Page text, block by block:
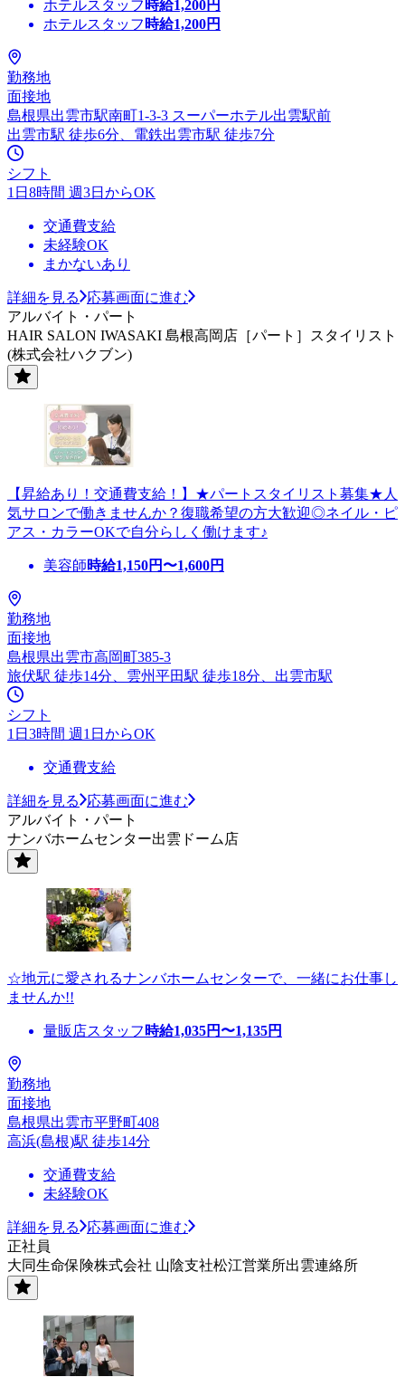
ホテルスタッフ 時給1,200円
ホテルスタッフ 時給1,200円
勤務地
面接地
島根県出雲市駅南町1-3-3 スーパーホテル出雲駅前
出雲市駅 徒歩6分、電鉄出雲市駅 徒歩7分
シフト
1日8時間 週3日からOK
交通費支給
未経験OK
まかないあり
詳細を見る
応募画面に進む
アルバイト・パート
HAIR SALON IWASAKI 島根高岡店［パート］スタイリスト
(株式会社ハクブン)
【昇給あり！交通費支給！】★パートスタイリスト募集★人
気サロンで働きませんか？復職希望の方大歓迎◎ネイル・ピ
アス・カラーOKで自分らしく働けます♪
美容師時給1,150円〜1,600円
勤務地
面接地
島根県出雲市高岡町385-3
旅伏駅 徒歩14分、雲州平田駅 徒歩18分、出雲市駅
シフト
1日3時間 週1日からOK
交通費支給
詳細を見る
応募画面に進む
アルバイト・パート
ナンバホームセンター出雲ドーム店
☆地元に愛されるナンバホームセンターで、一緒にお仕事し
ませんか!!
量販店スタッフ 時給1,035円〜1,135円
勤務地
面接地
島根県出雲市平野町408
高浜(島根)駅 徒歩14分
交通費支給
未経験OK
詳細を見る
応募画面に進む
正社員
大同生命保険株式会社 山陰支社松江営業所出雲連絡所